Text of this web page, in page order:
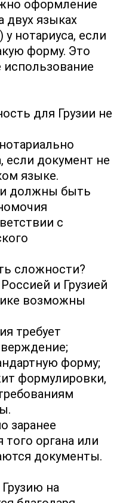
оформление
двух языках
у нотариуса, если
форму. Это
для Грузии не
если документ не
языке.
должны быть
с
сложности?
и Грузией
возможны
требует
форму;
формулировки,
заранее
того органа или
документы.
на